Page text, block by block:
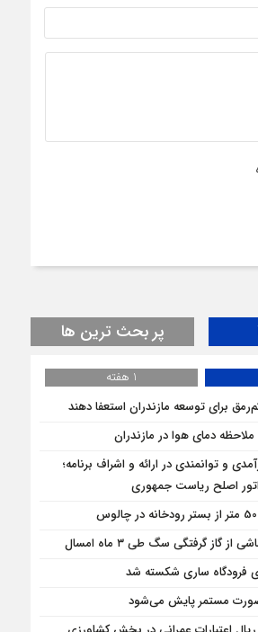
پر بحث ترین ها
1 هفته
برای توسعه مازندران استعفا دهند
دمای هوا در مازندران
و توانمندی در ارائه و اشراف برنامه؛
اصلح ریاست جمهوری
گاز گرفتگی سگ طی ۳ ماه امسال
مستمر پایش می‌شود